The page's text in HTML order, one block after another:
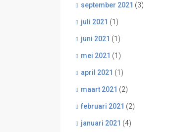
september 2021 (3)
juli 2021 (1)
juni 2021 (1)
mei 2021 (1)
april 2021 (1)
maart 2021 (2)
februari 2021 (2)
januari 2021 (4)